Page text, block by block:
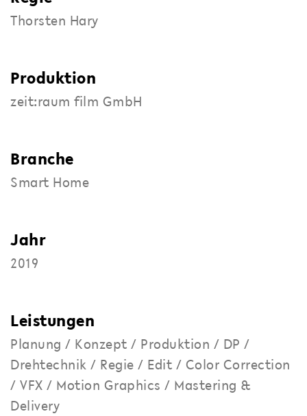
Thorsten Hary
Produktion
zeit:raum film GmbH
Branche
Smart Home
Jahr
2019
Leistungen
Planung / Konzept / Produktion / DP /
Drehtechnik / Regie / Edit / Color Correction
/ VFX / Motion Graphics / Mastering &
Delivery